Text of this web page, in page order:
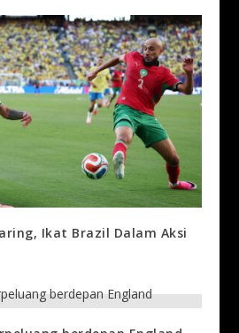
Ikat Brazil Dalam Aksi